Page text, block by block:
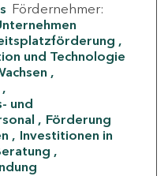
Fördernehmer:
und Technologie
und
Förderung
Investitionen in